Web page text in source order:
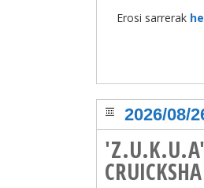
Erosi sarrerak
2026/08/